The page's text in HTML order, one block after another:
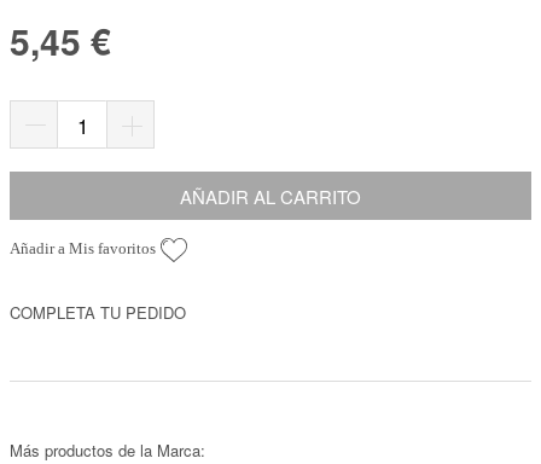
5,45 €
AÑADIR AL CARRITO
Añadir a Mis favoritos
COMPLETA TU PEDIDO
Más productos de la Marca: